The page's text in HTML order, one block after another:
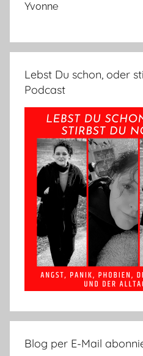
Yvonne
Lebst Du schon, oder
Podcast
Blog per E-Mail